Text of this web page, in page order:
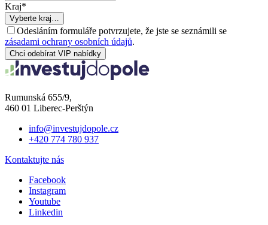
Kraj*
Vyberte kraj…
Odesláním formuláře potvrzujete, že jste se seznámili se
zásadami ochrany osobních údajů.
Chci odebírat VIP nabídky
Rumunská 655/9,
460 01 Liberec-Perštýn
info@investujdopole.cz
+420 774 780 937
Kontaktujte nás
Facebook
Instagram
Youtube
Linkedin